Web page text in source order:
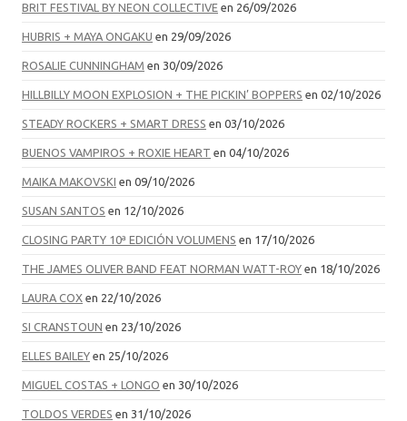
BRIT FESTIVAL BY NEON COLLECTIVE en 26/09/2026
HUBRIS + MAYA ONGAKU en 29/09/2026
ROSALIE CUNNINGHAM en 30/09/2026
HILLBILLY MOON EXPLOSION + THE PICKIN’ BOPPERS en 02/10/2026
STEADY ROCKERS + SMART DRESS en 03/10/2026
BUENOS VAMPIROS + ROXIE HEART en 04/10/2026
MAIKA MAKOVSKI en 09/10/2026
SUSAN SANTOS en 12/10/2026
CLOSING PARTY 10ª EDICIÓN VOLUMENS en 17/10/2026
THE JAMES OLIVER BAND FEAT NORMAN WATT-ROY en 18/10/2026
LAURA COX en 22/10/2026
SI CRANSTOUN en 23/10/2026
ELLES BAILEY en 25/10/2026
MIGUEL COSTAS + LONGO en 30/10/2026
TOLDOS VERDES en 31/10/2026